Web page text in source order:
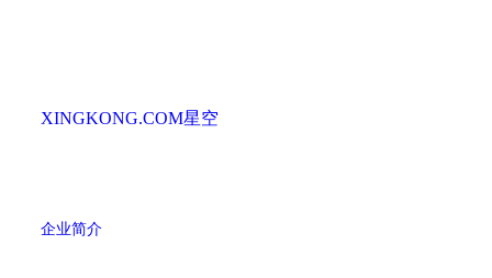
XINGKONG.COM星空
企业简介